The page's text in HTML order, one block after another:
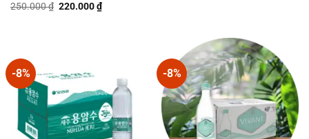
250.000₫ Original
220.000₫Current
price
price
-8% -8%